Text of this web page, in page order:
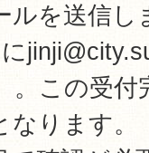
ルを送信
。この受
ります。